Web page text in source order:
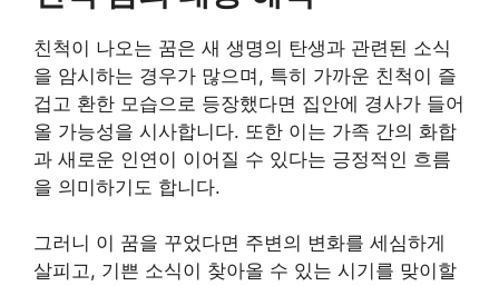
친척이 나오는 꿈은 새 생명의 탄생과 관련된 소식
을 암시하는 경우가 많으며, 특히 가까운 친척이 즐
겁고 환한 모습으로 등장했다면 집안에 경사가 들어
올 가능성을 시사합니다. 또한 이는 가족 간의 화합
과 새로운 인연이 이어질 수 있다는 긍정적인 흐름
을 의미하기도 합니다.
그러니 이 꿈을 꾸었다면 주변의 변화를 세심하게
살피고, 기쁜 소식이 찾아올 수 있는 시기를 맞이할